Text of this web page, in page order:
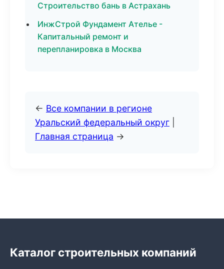
Строительство бань в Астрахань
ИнжСтрой Фундамент Ателье -
Капитальный ремонт и
перепланировка в Москва
← Все компании в регионе
Уральский федеральный округ
Главная страница →
Каталог строительных компаний